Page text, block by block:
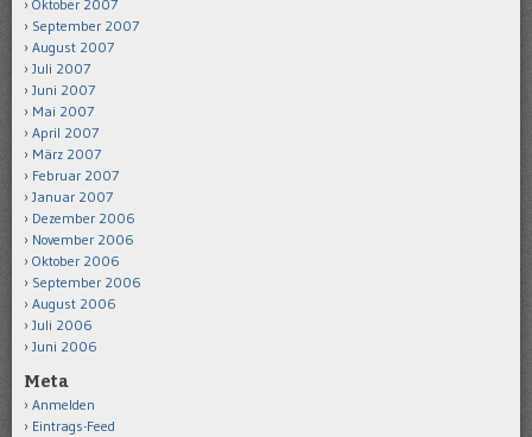
Oktober 2007
September 2007
August 2007
Juli 2007
Juni 2007
Mai 2007
April 2007
März 2007
Februar 2007
Januar 2007
Dezember 2006
November 2006
Oktober 2006
September 2006
August 2006
Juli 2006
Juni 2006
Meta
Anmelden
Eintrags-Feed